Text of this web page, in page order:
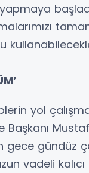
yol
gece gündüz
vadeli